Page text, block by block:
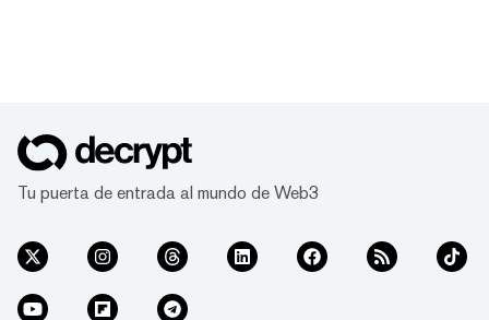
Tu puerta de entrada al mundo de Web3